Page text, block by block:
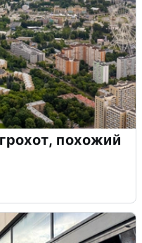
похожий